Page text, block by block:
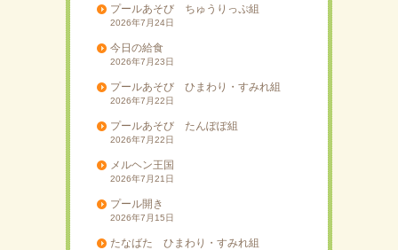
プールあそび ちゅうりっぷ組
2026年7月24日
今日の給食
2026年7月23日
プールあそび ひまわり・すみれ組
2026年7月22日
プールあそび たんぽぽ組
2026年7月22日
メルヘン王国
2026年7月21日
プール開き
2026年7月15日
たなばた ひまわり・すみれ組